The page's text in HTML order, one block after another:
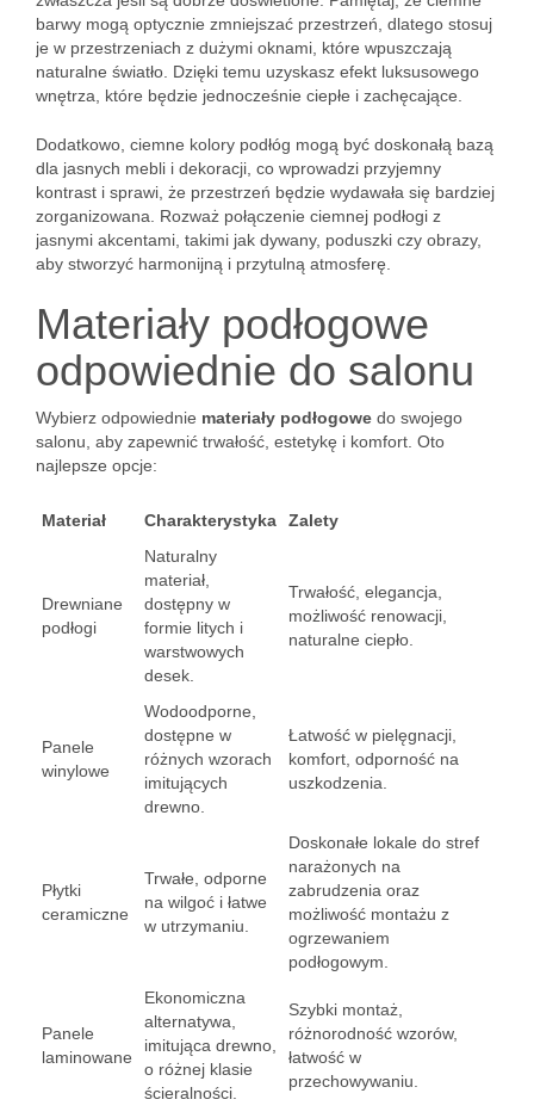
barwy mogą optycznie zmniejszać przestrzeń, dlatego stosuj
je w przestrzeniach z dużymi oknami, które wpuszczają
naturalne światło. Dzięki temu uzyskasz efekt luksusowego
wnętrza, które będzie jednocześnie ciepłe i zachęcające.
Dodatkowo, ciemne kolory podłóg mogą być doskonałą bazą
dla jasnych mebli i dekoracji, co wprowadzi przyjemny
kontrast i sprawi, że przestrzeń będzie wydawała się bardziej
zorganizowana. Rozważ połączenie ciemnej podłogi z
jasnymi akcentami, takimi jak dywany, poduszki czy obrazy,
aby stworzyć harmonijną i przytulną atmosferę.
Materiały podłogowe
odpowiednie do salonu
Wybierz odpowiednie materiały podłogowe do swojego
salonu, aby zapewnić trwałość, estetykę i komfort. Oto
najlepsze opcje:
Materiał Charakterystyka Zalety
Drewniane
podłogi
Naturalny
materiał,
dostępny w
formie litych i
warstwowych
desek.
Trwałość, elegancja,
możliwość renowacji,
naturalne ciepło.
Panele
winylowe
Wodoodporne,
dostępne w
różnych wzorach
imitujących
drewno.
Łatwość w pielęgnacji,
komfort, odporność na
uszkodzenia.
Płytki
ceramiczne
Trwałe, odporne
na wilgoć i łatwe
w utrzymaniu.
Doskonałe lokale do stref
narażonych na
zabrudzenia oraz
możliwość montażu z
ogrzewaniem
podłogowym.
Panele
laminowane
Ekonomiczna
alternatywa,
imitująca drewno,
o różnej klasie
ścieralności.
Szybki montaż,
różnorodność wzorów,
łatwość w
przechowywaniu.